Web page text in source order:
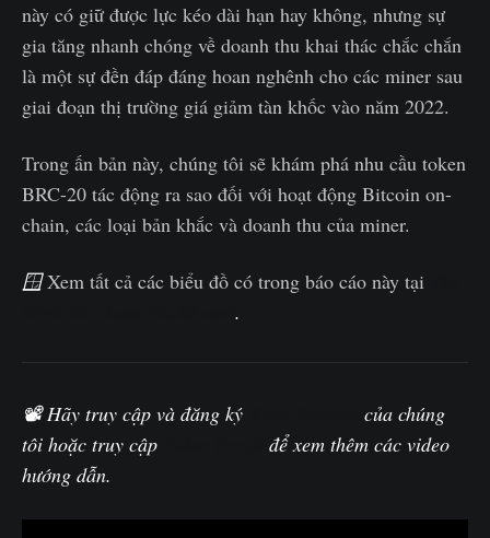
này có giữ được lực kéo dài hạn hay không, nhưng sự
gia tăng nhanh chóng về doanh thu khai thác chắc chắn
là một sự đền đáp đáng hoan nghênh cho các miner sau
giai đoạn thị trường giá giảm tàn khốc vào năm 2022.
Trong ấn bản này, chúng tôi sẽ khám phá nhu cầu token
BRC-20 tác động ra sao đối với hoạt động Bitcoin on-
chain, các loại bản khắc và doanh thu của miner.
🪟Xem tất cả các biểu đồ có trong báo cáo này tại
.
📽️ Hãy truy cập và đăng ký
của chúng
tôi hoặc truy cập
để xem thêm các video
hướng dẫn.